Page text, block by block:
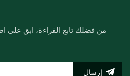
من فضلك تابع القراءة، ابق على
إرسال